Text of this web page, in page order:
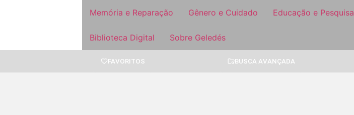
Memória e Reparação Gênero e Cuidado Educação e Pesquisa
Biblioteca Digital Sobre Geledés
FAVORITOS BUSCA AVANÇADA